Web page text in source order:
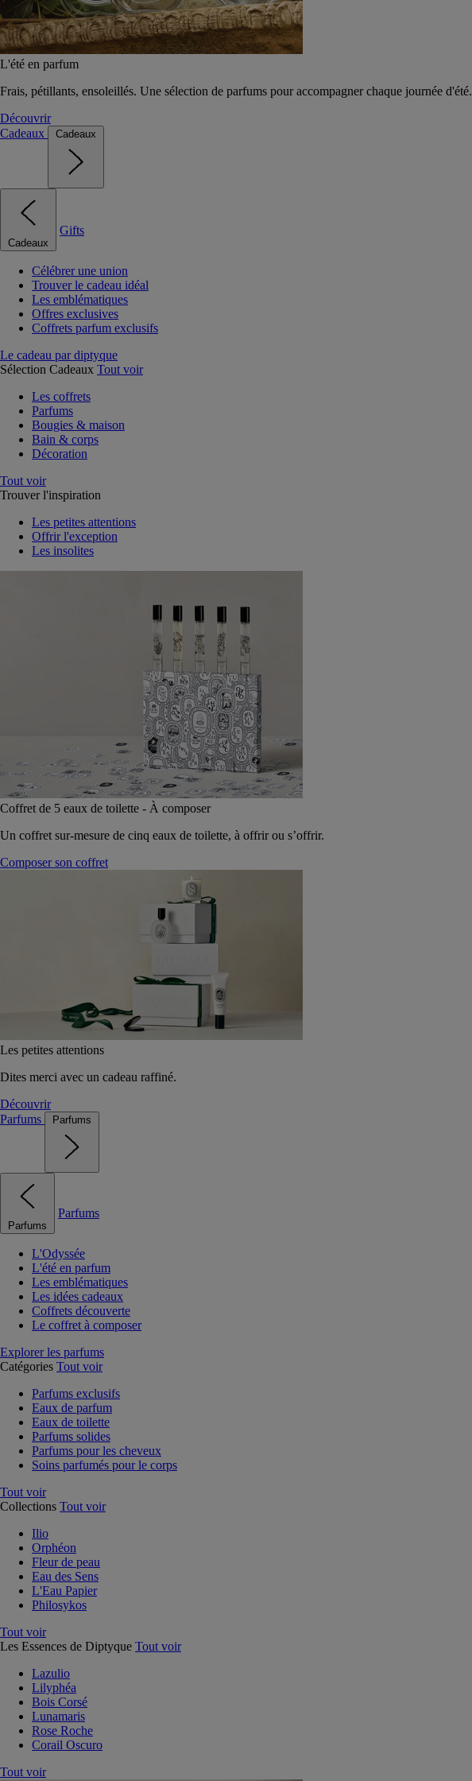
L'été en parfum
Frais, pétillants, ensoleillés. Une sélection de parfums pour accompagner chaque journée d'été.
Découvrir
Cadeaux
Cadeaux
Cadeaux
Gifts
Célébrer une union
Trouver le cadeau idéal
Les emblématiques
Offres exclusives
Coffrets parfum exclusifs
Le cadeau par diptyque
Sélection Cadeaux Tout voir
Les coffrets
Parfums
Bougies & maison
Bain & corps
Décoration
Tout voir
Trouver l'inspiration
Les petites attentions
Offrir l'exception
Les insolites
Coffret de 5 eaux de toilette - À composer
Un coffret sur-mesure de cinq eaux de toilette, à offrir ou s’offrir.
Composer son coffret
Les petites attentions
Dites merci avec un cadeau raffiné.
Découvrir
Parfums
Parfums
Parfums
Parfums
L'Odyssée
L'été en parfum
Les emblématiques
Les idées cadeaux
Coffrets découverte
Le coffret à composer
Explorer les parfums
Catégories Tout voir
Parfums exclusifs
Eaux de parfum
Eaux de toilette
Parfums solides
Parfums pour les cheveux
Soins parfumés pour le corps
Tout voir
Collections Tout voir
Ilio
Orphéon
Fleur de peau
Eau des Sens
L'Eau Papier
Philosykos
Tout voir
Les Essences de Diptyque Tout voir
Lazulio
Lilyphéa
Bois Corsé
Lunamaris
Rose Roche
Corail Oscuro
Tout voir